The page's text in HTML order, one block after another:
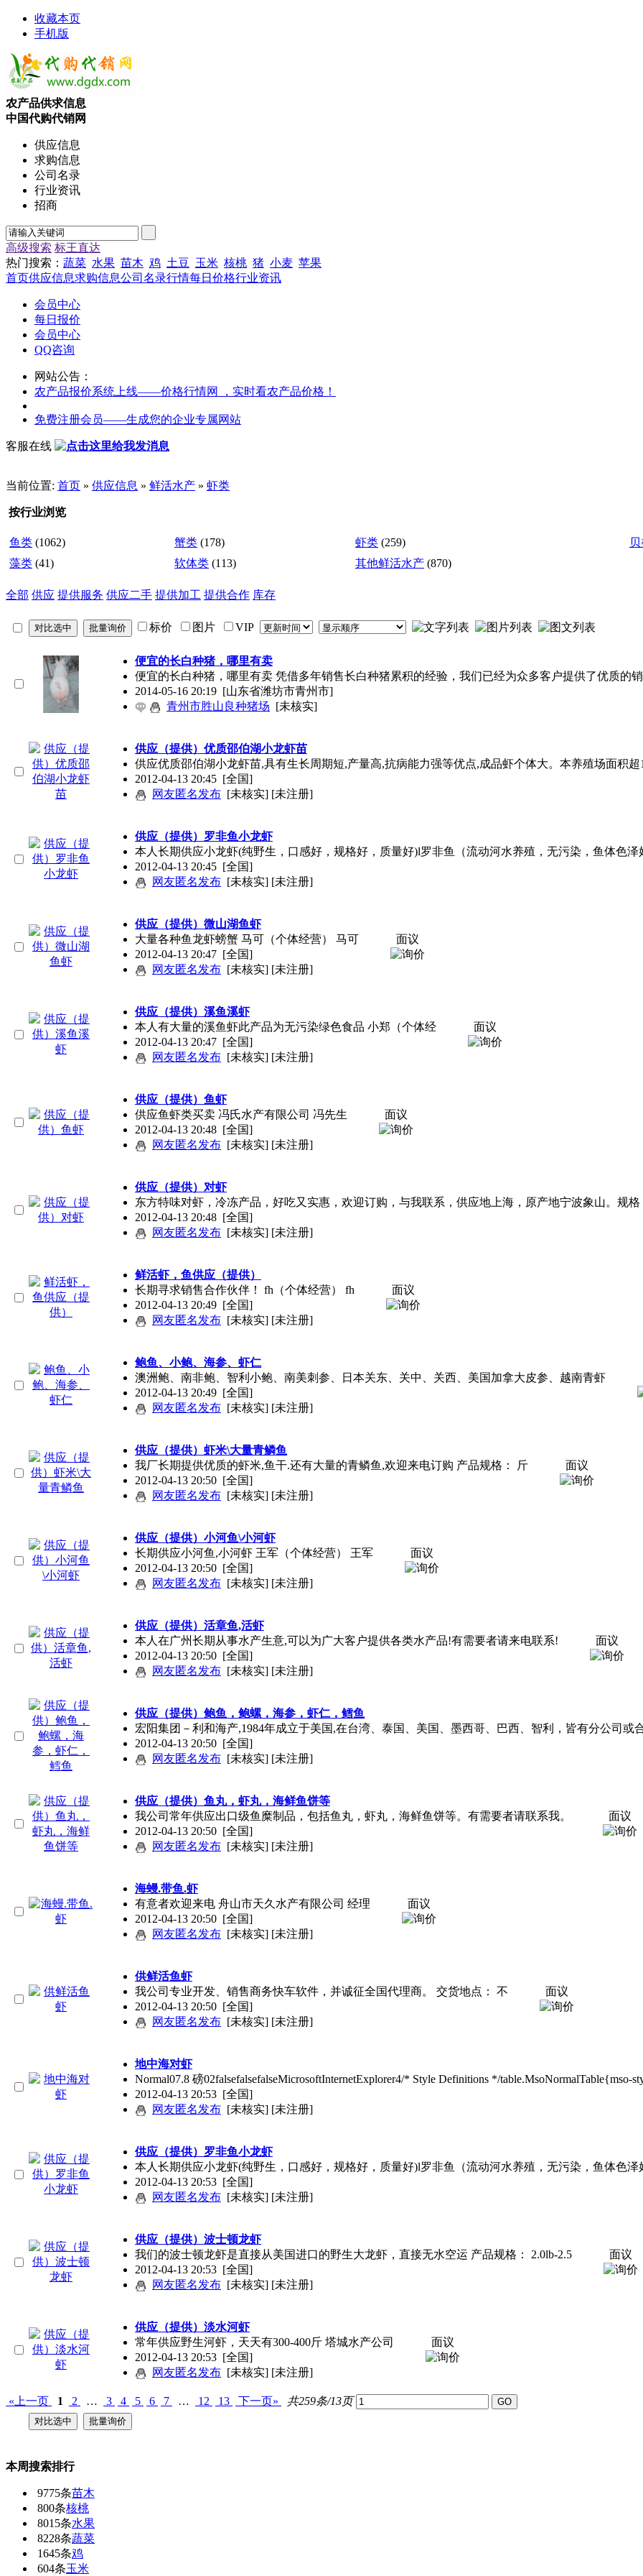
收藏本页
手机版
农产品供求信息
中国代购代销网
供应信息
求购信息
公司名录
行业资讯
招商
高级搜索 标王直达
热门搜索： 蔬菜 水果 苗木 鸡 土豆 玉米 核桃 猪 小麦 苹果
首页供应信息求购信息公司名录行情每日价格行业资讯
会员中心
每日报价
会员中心
QQ咨询
网站公告：
农产品报价系统上线——价格行情网 ，实时看农产品价格！
免费注册会员——生成您的企业专属网站
客服在线
当前位置: 首页 » 供应信息 » 鲜活水产 » 虾类
按行业浏览
鱼类 (1062) 蟹类 (178) 虾类 (259)
藻类 (41) 软体类 (113) 其他鲜活水产 (870)
全部 供应 提供服务 供应二手 提供加工 提供合作 库存
标价 图片 VIP
便宜的长白种猪，哪里有卖
便宜的长白种猪，哪里有卖 凭借多年销售长白种猪累积的经验，我们已经为众多客户提供了优质的
2014-05-16 20:19 [山东省潍坊市青州市]
青州市胜山良种猪场 [未核实]
供应（提供）优质邵伯湖小龙虾苗
供应优质邵伯湖小龙虾苗,具有生长周期短,产量高,抗病能力强等优点,成品虾个体大。本养殖场面积
2012-04-13 20:45 [全国]
网友匿名发布 [未核实] [未注册]
供应（提供）罗非鱼小龙虾
本人长期供应小龙虾(纯野生，口感好，规格好，质量好)l罗非鱼（流动河水养殖，无污染，鱼体色
2012-04-13 20:45 [全国]
网友匿名发布 [未核实] [未注册]
供应（提供）微山湖鱼虾
大量各种鱼龙虾螃蟹 马可（个体经营） 马可
2012-04-13 20:47 [全国]
网友匿名发布 [未核实] [未注册]
面议
供应（提供）溪鱼溪虾
本人有大量的溪鱼虾此产品为无污染绿色食品 小郑（个体经
2012-04-13 20:47 [全国]
网友匿名发布 [未核实] [未注册]
面议
供应（提供）鱼虾
供应鱼虾类买卖 冯氏水产有限公司 冯先生
2012-04-13 20:48 [全国]
网友匿名发布 [未核实] [未注册]
面议
供应（提供）对虾
东方特味对虾，冷冻产品，好吃又实惠，欢迎订购，与我联系，供应地上海，原产地宁波象山。规格
2012-04-13 20:48 [全国]
网友匿名发布 [未核实] [未注册]
鲜活虾，鱼供应（提供）
长期寻求销售合作伙伴！ fh（个体经营） fh
2012-04-13 20:49 [全国]
网友匿名发布 [未核实] [未注册]
面议
鲍鱼、小鲍、海参、虾仁
澳洲鲍、南非鲍、智利小鲍、南美刺参、日本关东、关中、关西、美国加拿大皮参、越南青虾
2012-04-13 20:49 [全国]
网友匿名发布 [未核实] [未注册]
供应（提供）虾米\大量青鳞鱼
我厂长期提供优质的虾米,鱼干.还有大量的青鳞鱼,欢迎来电订购 产品规格： 斤
2012-04-13 20:50 [全国]
网友匿名发布 [未核实] [未注册]
面议
供应（提供）小河鱼\小河虾
长期供应小河鱼,小河虾 王军（个体经营） 王军
2012-04-13 20:50 [全国]
网友匿名发布 [未核实] [未注册]
面议
供应（提供）活章鱼,活虾
本人在广州长期从事水产生意,可以为广大客户提供各类水产品!有需要者请来电联系!
2012-04-13 20:50 [全国]
网友匿名发布 [未核实] [未注册]
面议
供应（提供）鲍鱼，鲍螺，海参，虾仁，鳕鱼
宏阳集团－利和海产,1984年成立于美国,在台湾、泰国、美国、墨西哥、巴西、智利，皆有分公司或
2012-04-13 20:50 [全国]
网友匿名发布 [未核实] [未注册]
供应（提供）鱼丸，虾丸，海鲜鱼饼等
我公司常年供应出口级鱼糜制品，包括鱼丸，虾丸，海鲜鱼饼等。有需要者请联系我。
2012-04-13 20:50 [全国]
网友匿名发布 [未核实] [未注册]
面议
海蟃.带鱼.虾
有意者欢迎来电 舟山市天久水产有限公司 经理
2012-04-13 20:50 [全国]
网友匿名发布 [未核实] [未注册]
面议
供鲜活鱼虾
我公司专业开发、销售商务快车软件，并诚征全国代理商。 交货地点： 不
2012-04-13 20:50 [全国]
网友匿名发布 [未核实] [未注册]
面议
地中海对虾
Normal07.8 磅02falsefalsefalseMicrosoftInternetExplorer4/* Style Definitions */table.MsoNormalTable{mso-
2012-04-13 20:53 [全国]
网友匿名发布 [未核实] [未注册]
供应（提供）罗非鱼小龙虾
本人长期供应小龙虾(纯野生，口感好，规格好，质量好)l罗非鱼（流动河水养殖，无污染，鱼体色
2012-04-13 20:53 [全国]
网友匿名发布 [未核实] [未注册]
供应（提供）波士顿龙虾
我们的波士顿龙虾是直接从美国进口的野生大龙虾，直接无水空运 产品规格： 2.0lb-2.5
2012-04-13 20:53 [全国]
网友匿名发布 [未核实] [未注册]
面议
供应（提供）淡水河虾
常年供应野生河虾，天天有300-400斤 塔城水产公司
2012-04-13 20:53 [全国]
网友匿名发布 [未核实] [未注册]
面议
«上一页 1 2 … 3 4 5 6 7 … 12 13 下一页» 共259条/13页
本周搜索排行
9775条苗木
800条核桃
8015条水果
8228条蔬菜
1645条鸡
604条玉米